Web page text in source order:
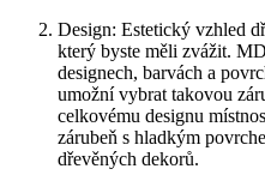
Design: Estetický vzhled
který byste měli zvážit.
designech, barvách a
umožní vybrat takovou
celkovému designu
zárubeň s hladkým
dřevěných dekorů.